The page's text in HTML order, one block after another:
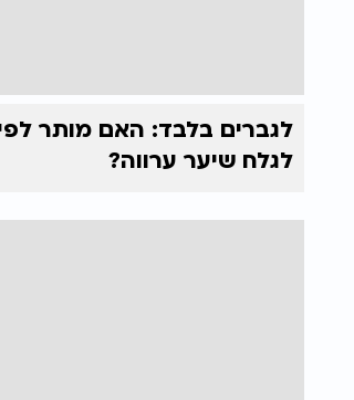
לגברים בלבד: האם מותר
לגלח שיער ערווה?